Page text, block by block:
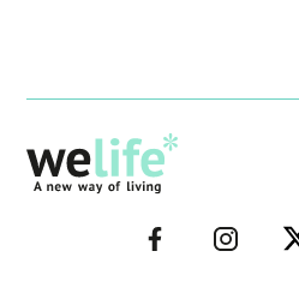
–
FACEBOOK–
–